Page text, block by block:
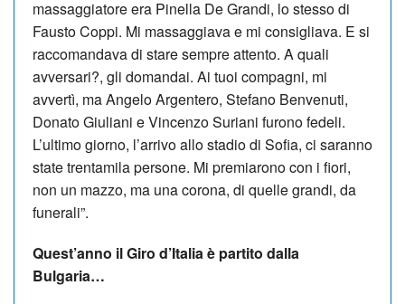
massaggiatore era Pinella De Grandi, lo stesso di
Fausto Coppi. Mi massaggiava e mi consigliava. E si
raccomandava di stare sempre attento. A quali
avversari?, gli domandai. Ai tuoi compagni, mi
avvertì, ma Angelo Argentero, Stefano Benvenuti,
Donato Giuliani e Vincenzo Suriani furono fedeli.
L’ultimo giorno, l’arrivo allo stadio di Sofia, ci saranno
state trentamila persone. Mi premiarono con i fiori,
non un mazzo, ma una corona, di quelle grandi, da
funerali”.
Quest’anno il Giro d’Italia è partito dalla
Bulgaria…